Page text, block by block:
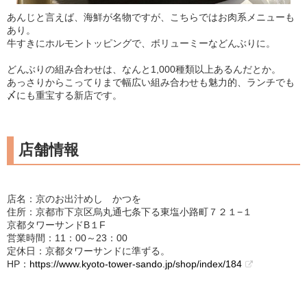
あんじと言えば、海鮮が名物ですが、こちらではお肉系メニューも
あり。
牛すきにホルモントッピングで、ボリューミーなどんぶりに。
どんぶりの組み合わせは、なんと1,000種類以上あるんだとか。
あっさりからこってりまで幅広い組み合わせも魅力的、ランチでも
〆にも重宝する新店です。
店舗情報
店名：京のお出汁めし かつを
住所：京都市下京区烏丸通七条下る東塩小路町７２１−１
京都タワーサンドB１F
営業時間：11：00～23：00
定休日：京都タワーサンドに準ずる。
HP： https://www.kyoto-tower-sando.jp/shop/index/184